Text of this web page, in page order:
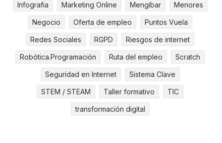
Infografia Marketing Online Mengíbar Menores
Negocio Oferta de empleo Puntos Vuela
Redes Sociales RGPD Riesgos de internet
Robótica.Programación Ruta del empleo Scratch
Seguridad en Internet Sistema Clave
STEM / STEAM Taller formativo TIC
transformación digital